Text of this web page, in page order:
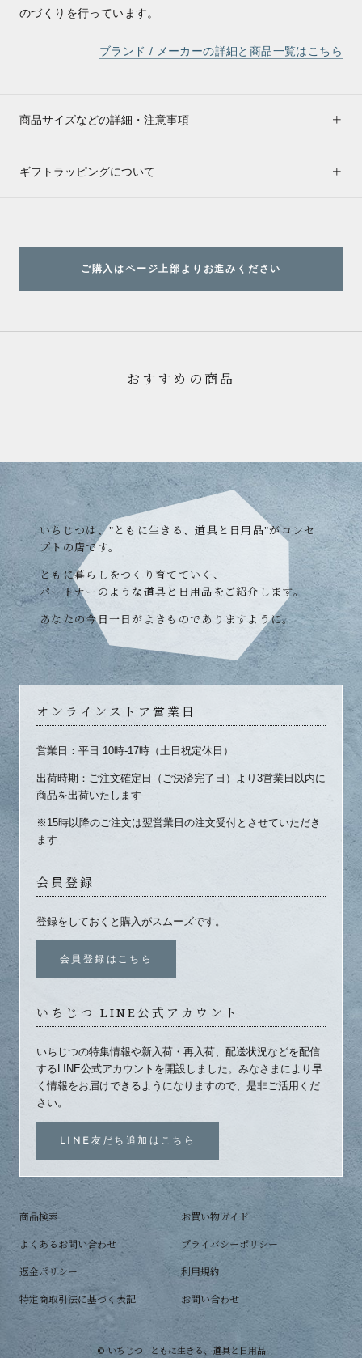
のづくりを行っています。
ブランド / メーカーの詳細と商品一覧はこちら
商品サイズなどの詳細・注意事項
ギフトラッピングについて
ご購入はページ上部よりお進みください
おすすめの商品
いちじつは、"ともに生きる、道具と日用品"がコンセ
プトの店です。
ともに暮らしをつくり育てていく、
パートナーのような道具と日用品をご紹介します。
あなたの今日一日がよきものでありますように。
オンラインストア営業日
営業日：平日 10時-17時（土日祝定休日）
出荷時期：ご注文確定日（ご決済完了日）より3営業日以内に
商品を出荷いたします
※15時以降のご注文は翌営業日の注文受付とさせていただき
ます
会員登録
登録をしておくと購入がスムーズです。
会員登録はこちら
いちじつ LINE公式アカウント
いちじつの特集情報や新入荷・再入荷、配送状況などを配信
するLINE公式アカウントを開設しました。みなさまにより早
く情報をお届けできるようになりますので、是非ご活用くだ
さい。
LINE友だち追加はこちら
商品検索
お買い物ガイド
よくあるお問い合わせ
プライバシーポリシー
返金ポリシー
利用規約
特定商取引法に基づく表記
お問い合わせ
© いちじつ - ともに生きる、道具と日用品